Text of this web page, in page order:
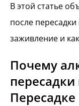
В этой статье
после
заживление и
Почему
Пересадке